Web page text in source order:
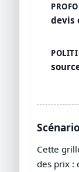
devis
Cette
des prix :